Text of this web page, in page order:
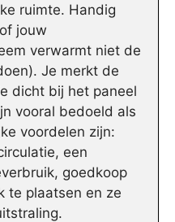
ruimte. Handig
jouw
verwarmt niet de
Je merkt de
dicht bij het paneel
vooral bedoeld als
voordelen zijn:
een
goedkoop
te plaatsen en ze